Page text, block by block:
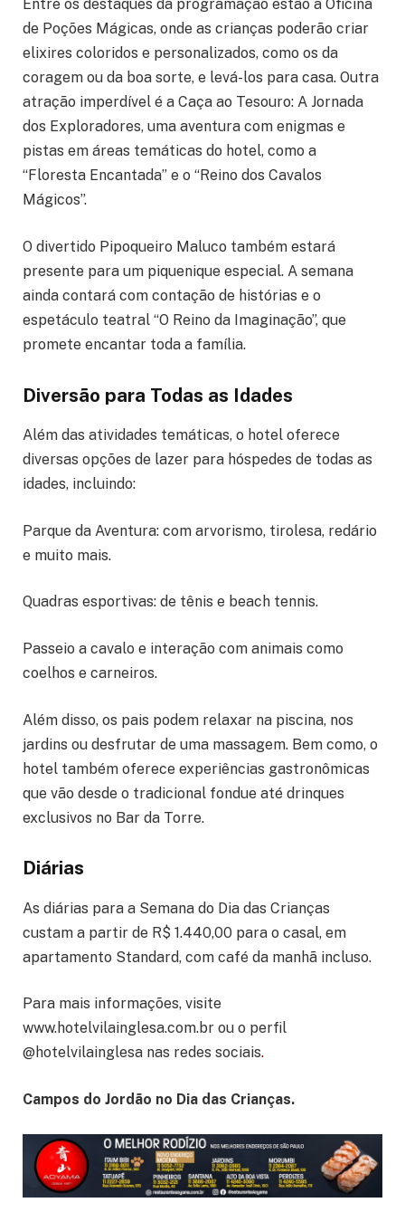
Entre os destaques da programação estão a Oficina
de Poções Mágicas, onde as crianças poderão criar
elixires coloridos e personalizados, como os da
coragem ou da boa sorte, e levá-los para casa. Outra
atração imperdível é a Caça ao Tesouro: A Jornada
dos Exploradores, uma aventura com enigmas e
pistas em áreas temáticas do hotel, como a
“Floresta Encantada” e o “Reino dos Cavalos
Mágicos”.
O divertido Pipoqueiro Maluco também estará
presente para um piquenique especial. A semana
ainda contará com contação de histórias e o
espetáculo teatral “O Reino da Imaginação”, que
promete encantar toda a família.
Diversão para Todas as Idades
Além das atividades temáticas, o hotel oferece
diversas opções de lazer para hóspedes de todas as
idades, incluindo:
Parque da Aventura: com arvorismo, tirolesa, redário
e muito mais.
Quadras esportivas: de tênis e beach tennis.
Passeio a cavalo e interação com animais como
coelhos e carneiros.
Além disso, os pais podem relaxar na piscina, nos
jardins ou desfrutar de uma massagem. Bem como, o
hotel também oferece experiências gastronômicas
que vão desde o tradicional fondue até drinques
exclusivos no Bar da Torre.
Diárias
As diárias para a Semana do Dia das Crianças
custam a partir de R$ 1.440,00 para o casal, em
apartamento Standard, com café da manhã incluso.
Para mais informações, visite
www.hotelvilainglesa.com.br ou o perfil
@hotelvilainglesa nas redes sociais.
Campos do Jordão no Dia das Crianças.